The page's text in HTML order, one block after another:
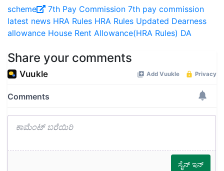
scheme 7th Pay Commission 7th pay commission
latest news HRA Rules HRA Rules Updated Dearness
allowance House Rent Allowance(HRA Rules) DA
Share your comments